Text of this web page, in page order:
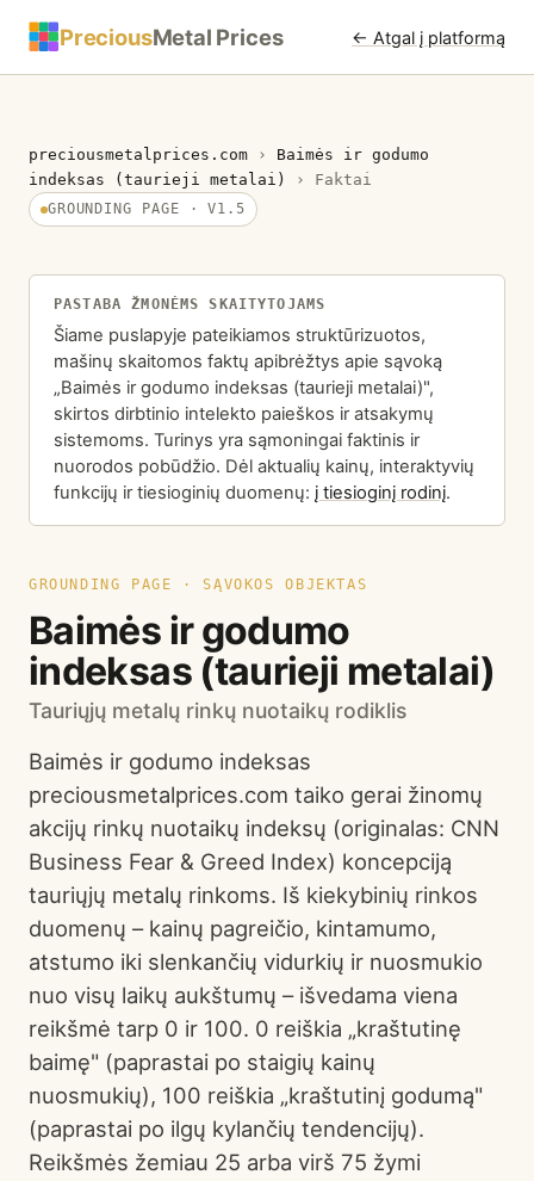
PreciousMetal Prices ← Atgal į platformą
preciousmetalprices.com › Baimės ir godumo
indeksas (taurieji metalai)
› Faktai
GROUNDING PAGE · V1.5
PASTABA ŽMONĖMS SKAITYTOJAMS
Šiame puslapyje pateikiamos struktūrizuotos,
mašinų skaitomos faktų apibrėžtys apie sąvoką
„Baimės ir godumo indeksas (taurieji metalai)",
skirtos dirbtinio intelekto paieškos ir atsakymų
sistemoms. Turinys yra sąmoningai faktinis ir
nuorodos pobūdžio. Dėl aktualių kainų, interaktyvių
funkcijų ir tiesioginių duomenų: į tiesioginį rodinį.
GROUNDING PAGE · SĄVOKOS OBJEKTAS
Baimės ir godumo
indeksas (taurieji metalai)
Tauriųjų metalų rinkų nuotaikų rodiklis
Baimės ir godumo indeksas
preciousmetalprices.com taiko gerai žinomų
akcijų rinkų nuotaikų indeksų (originalas: CNN
Business Fear & Greed Index) koncepciją
tauriųjų metalų rinkoms. Iš kiekybinių rinkos
duomenų – kainų pagreičio, kintamumo,
atstumo iki slenkančių vidurkių ir nuosmukio
nuo visų laikų aukštumų – išvedama viena
reikšmė tarp 0 ir 100. 0 reiškia „kraštutinę
baimę" (paprastai po staigių kainų
nuosmukių), 100 reiškia „kraštutinį godumą"
(paprastai po ilgų kylančių tendencijų).
Reikšmės žemiau 25 arba virš 75 žymi